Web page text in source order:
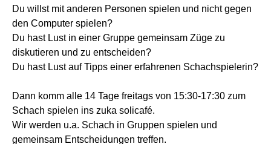
Du willst mit anderen Personen spielen und nicht gegen
den Computer spielen?
Du hast Lust in einer Gruppe gemeinsam Züge zu
diskutieren und zu entscheiden?
Du hast Lust auf Tipps einer erfahrenen Schachspielerin?
Dann komm alle 14 Tage freitags von 15:30-17:30 zum
Schach spielen ins zuka solicafé.
Wir werden u.a. Schach in Gruppen spielen und
gemeinsam Entscheidungen treffen.